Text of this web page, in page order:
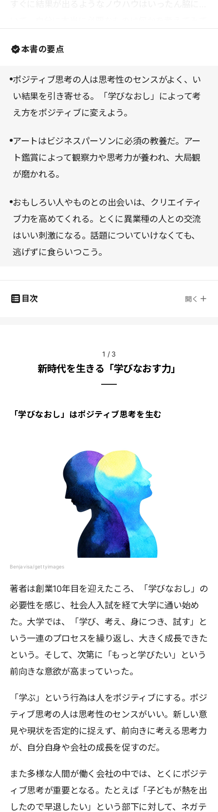
本書の要点
ポジティブ思考の人は思考性のセンスがよく、い
い結果を引き寄せる。「学びなおし」によって考
え方をポジティブに変えよう。
アートはビジネスパーソンに必須の教養だ。アー
ト鑑賞によって観察力や思考力が養われ、大局観
が磨かれる。
おもしろい人やものとの出会いは、クリエイティ
ブ力を高めてくれる。とくに異業種の人との交流
はいい刺激になる。話題についていけなくても、
逃げずに食らいつこう。
目次 開く
1 / 3
新時代を生きる「学びなおす力」
「学びなおし」はポジティブ思考を生む
Benjavisa/gettyimages
著者は創業10年目を迎えたころ、「学びなおし」の
必要性を感じ、社会人入試を経て大学に通い始め
た。大学では、「学び、考え、身につき、試す」と
いう一連のプロセスを繰り返し、大きく成長できた
という。そして、次第に「もっと学びたい」という
前向きな意欲が高まっていった。
「学ぶ」という行為は人をポジティブにする。ポジ
ティブ思考の人は思考性のセンスがいい。新しい意
見や現状を否定的に捉えず、前向きに考える思考力
が、自分自身や会社の成長を促すのだ。
また多様な人間が働く会社の中では、とくにポジテ
ィブ思考が重要となる。たとえば「子どもが熱を出
したので早退したい」という部下に対して、ネガテ